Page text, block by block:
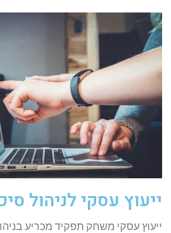
ייעוץ עסקי לניהול
ייעוץ עסקי משחק תפקיד מכריע